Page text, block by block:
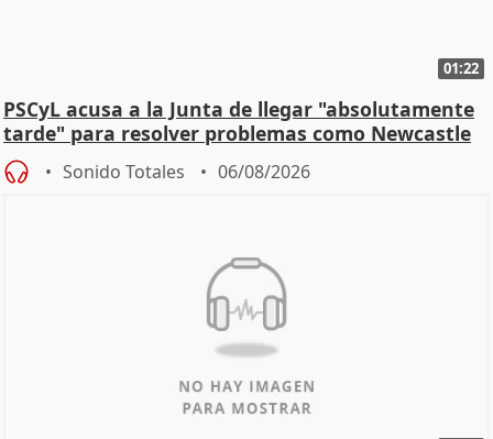
01:22
PSCyL acusa a la Junta de llegar "absolutamente
tarde" para resolver problemas como Newcastle
Sonido Totales 06/08/2026